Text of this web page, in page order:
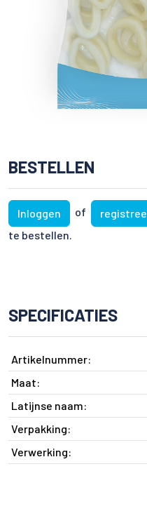
BESTELLEN
Inloggen of
te bestellen.
SPECIFICATIES
Artikelnummer:
Maat:
Latijnse naam:
Verpakking:
Verwerking: